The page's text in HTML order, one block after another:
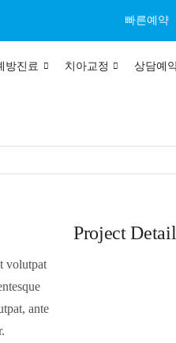
빠른예약
방진료 치아교정 상담예
Project